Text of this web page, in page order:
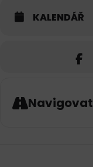
KALENDÁŘ
Navigovat